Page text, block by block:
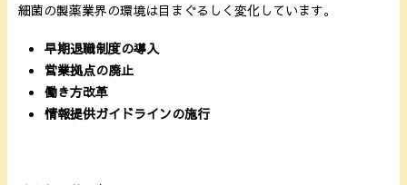
細菌の製薬業界の環境は目まぐるしく変化しています。
早期退職制度の導入
営業拠点の廃止
働き方改革
情報提供ガイドラインの施行